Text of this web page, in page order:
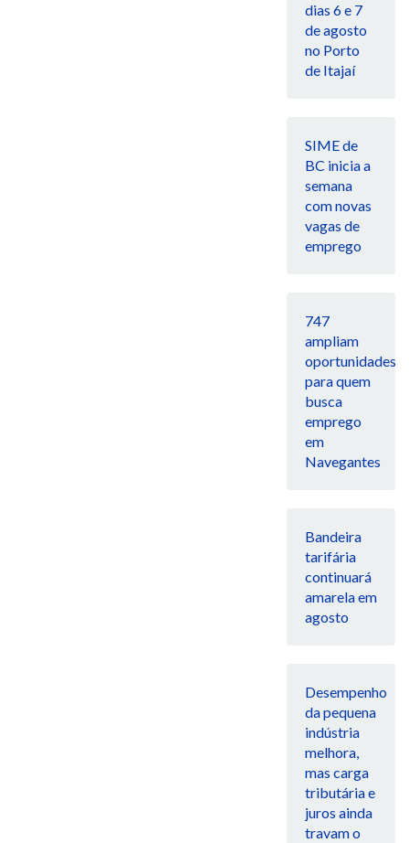
dias 6 e 7
de agosto
no Porto
de Itajaí
SIME de
BC inicia a
semana
com novas
vagas de
emprego
747
ampliam
oportunidades
para quem
busca
emprego
em
Navegantes
Bandeira
tarifária
continuará
amarela em
agosto
Desempenho
da pequena
indústria
melhora,
mas carga
tributária e
juros ainda
travam o